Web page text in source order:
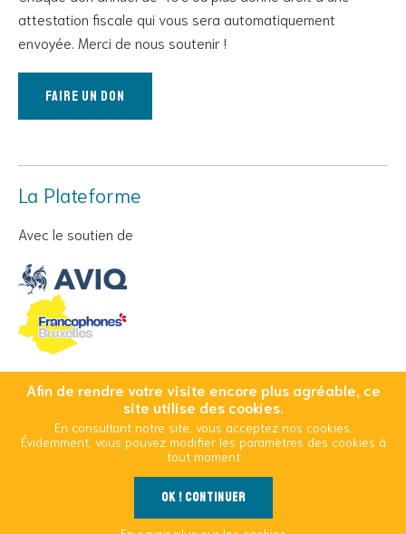
attestation fiscale qui vous sera automatiquement
envoyée. Merci de nous soutenir !
Faire un don
La Plateforme
Avec le soutien de
© Copyright 2026 Cool And Safe - Tous droits réservés
Conditions Générales d’Utilisation
Mentions légales
Politique d’utilisation des cookies
Afin de rendre votre visite encore plus agréable, ce
site utilise des cookies.
En consultant notre site, vous acceptez nos cookies.
Évidemment, vous pouvez modifier les paramètres des cookies à
tout moment
OK ! Continuer